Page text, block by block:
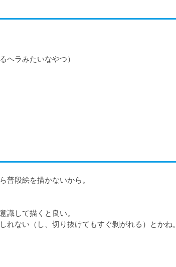
ヘラみたいなやつ）
普段絵を描かないから。
識して描くと良い。
ない（し、切り抜けてもすぐ剝がれる）とかね。